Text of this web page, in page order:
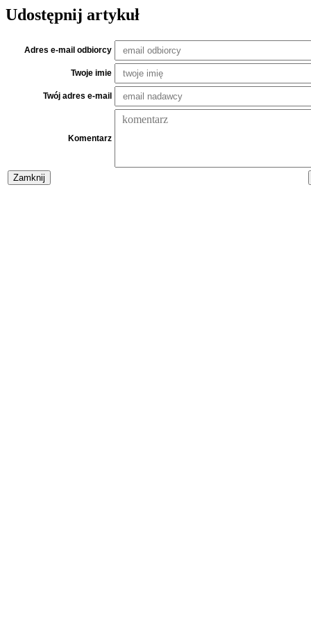
Udostępnij artykuł
Adres e-mail odbiorcy
Twoje imie
Twój adres e-mail
Komentarz